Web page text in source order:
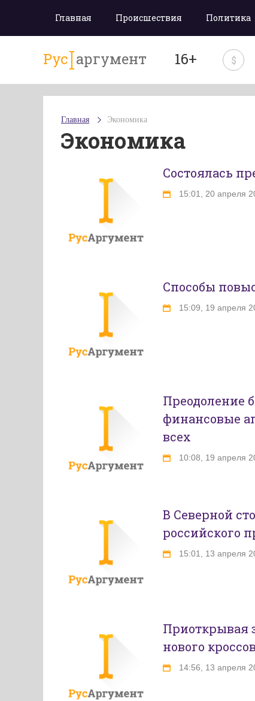
Главная Происшествия Политика
Рус аргумент 16+ $
Главная Экономика
Экономика
Состоялась
15:01, 20 апреля
Способы
15:09, 19 апреля
Преодоление
финансовые
всех
10:08, 19 апреля
В Северной
российского
15:01, 13 апреля
Приоткрывая
нового
14:56, 13 апреля